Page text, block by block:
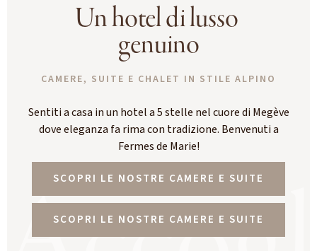
Un hotel di lusso
genuino
CAMERE, SUITE E CHALET IN STILE ALPINO
Sentiti a casa in un hotel a 5 stelle nel cuore di Megève
dove eleganza fa rima con tradizione. Benvenuti a
Fermes de Marie!
SCOPRI LE NOSTRE CAMERE E SUITE
SCOPRI LE NOSTRE CAMERE E SUITE